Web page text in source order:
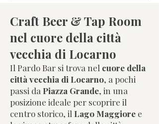
Craft Beer & Tap Room
nel cuore della città
vecchia di Locarno
Il Pardo Bar si trova nel cuore della
città vecchia di Locarno, a pochi
passi da Piazza Grande, in una
posizione ideale per scoprire il
centro storico, il Lago Maggiore e